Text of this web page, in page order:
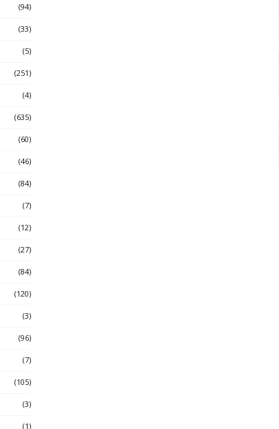
(94)
(33)
(5)
(251)
(4)
(635)
(60)
(46)
(84)
(7)
(12)
(27)
(84)
(120)
(3)
(96)
(7)
(105)
(3)
(1)